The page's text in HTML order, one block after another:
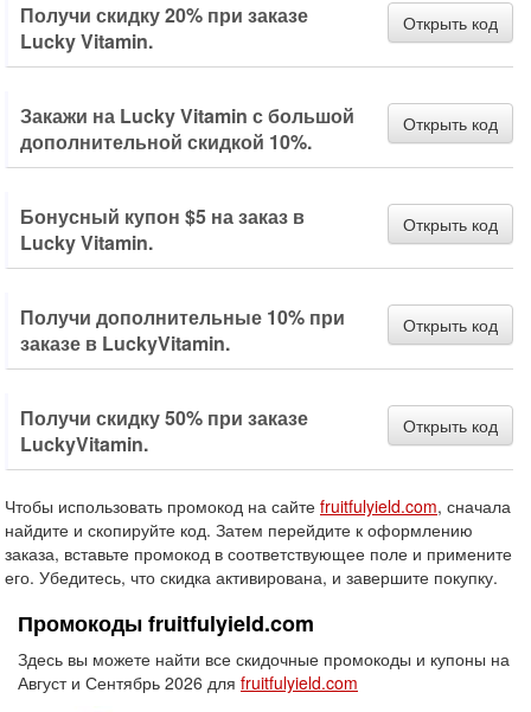
Получи скидку 20% при заказе
Lucky Vitamin.
Открыть код
Закажи на Lucky Vitamin с большой
дополнительной скидкой 10%.
Открыть код
Бонусный купон $5 на заказ в
Lucky Vitamin.
Открыть код
Получи дополнительные 10% при
заказе в LuckyVitamin.
Открыть код
Получи скидку 50% при заказе
LuckyVitamin.
Открыть код
Чтобы использовать промокод на сайте fruitfulyield.com, сначала
найдите и скопируйте код. Затем перейдите к оформлению
заказа, вставьте промокод в соответствующее поле и примените
его. Убедитесь, что скидка активирована, и завершите покупку.
Промокоды fruitfulyield.com
Здесь вы можете найти все скидочные промокоды и купоны на
Август и Сентябрь 2026 для fruitfulyield.com